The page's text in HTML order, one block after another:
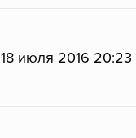
18 июля 2016 20:23